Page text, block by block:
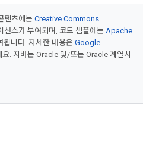
텐츠에는 Creative Commons
선스가 부여되며, 코드 샘플에는 Apache
됩니다. 자세한 내용은 Google
요. 자바는 Oracle 및/또는 Oracle 계열사